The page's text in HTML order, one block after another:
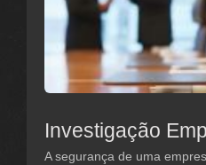
Investigação
A segurança de uma